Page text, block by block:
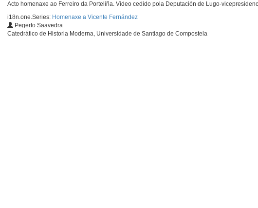
Acto homenaxe ao Ferreiro da Porteliña. Video cedido pola Deputación de Lugo-
i18n.one.Series: Homenaxe a Vicente Fernández
Pegerto Saavedra
Catedrático de Historia Moderna, Universidade de Santiago de Compostela